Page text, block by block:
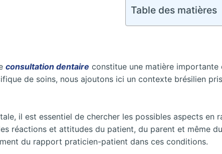
Table des matières
consultation dentaire constitue une matière importante
de soins, nous ajoutons ici un contexte brésilien
il est essentiel de chercher les possibles aspects en
réactions et attitudes du patient, du parent et même du
du rapport praticien-patient dans ces conditions.